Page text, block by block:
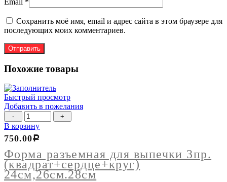
Сохранить моё имя, email и адрес сайта в этом браузере для
последующих моих комментариев.
Похожие товары
Быстрый просмотр
Добавить в пожелания
Количество
товара
Форма
разъемная
для
выпечки
3пр.
(квадрат+сердце+круг)
В корзину
Форма разъемная для выпечки 3пр.
(квадрат+сердце+круг)
24см,26см.28см
750.00Р